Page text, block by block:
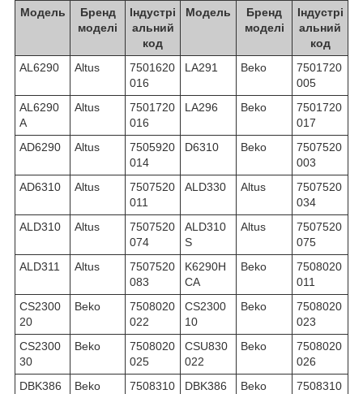
Модель
Бренд
моделі
Індустрі
альний
код
Модель
Бренд
моделі
Індустрі
альний
код
AL6290
Altus
7501620
016
LA291 Beko
7501720
005
AL6290
A
Altus
7501720
016
LA296 Beko
7501720
017
AD6290
Altus
7505920
014
D6310 Beko
7507520
003
AD6310
Altus
7507520
011
ALD330 Altus
7507520
034
ALD310
Altus
7507520
074
ALD310
S
Altus
7507520
075
ALD311
Altus
7507520
083
K6290H
CA
Beko
7508020
011
CS2300
20
Beko
7508020
022
CS2300
10
Beko
7508020
023
CS2300
30
Beko
7508020
025
CSU830
022
Beko
7508020
026
DBK386
Beko
7508310
DBK386
Beko
7508310